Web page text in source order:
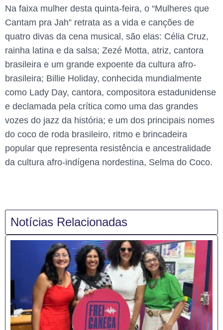
Na faixa mulher desta quinta-feira, o “Mulheres que
Cantam pra Jah” retrata as a vida e canções de
quatro divas da cena musical, são elas: Célia Cruz,
rainha latina e da salsa; Zezé Motta, atriz, cantora
brasileira e um grande expoente da cultura afro-
brasileira; Billie Holiday, conhecida mundialmente
como Lady Day, cantora, compositora estadunidense
e declamada pela crítica como uma das grandes
vozes do jazz da história; e um dos principais nomes
do coco de roda brasileiro, ritmo e brincadeira
popular que representa resistência e ancestralidade
da cultura afro-indígena nordestina, Selma do Coco.
Notícias Relacionadas